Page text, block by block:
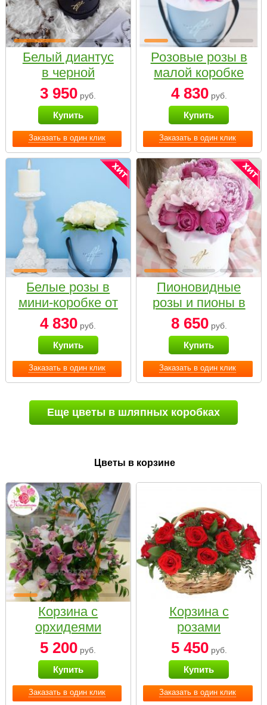
Заказать в один клик
Белый диантус
в черной
коробке Small
3 950 руб.
Купить
Заказать в один клик
Розовые розы в
малой коробке
4 830руб.
Купить
Заказать в один клик
Белые розы в
мини-коробке от
Bella Fiori
4 830 руб.
Купить
Заказать в один клик
Пионовидные
розы и пионы в
белой коробке
Small
8 650руб.
Купить
Еще цветы в шляпных коробках
Цветы в корзине
Заказать в один клик
Корзина с
орхидеями
малая
5 200 руб.
Купить
Заказать в один клик
Корзина с
розами
«Красный
Париж»
5 450руб.
Купить